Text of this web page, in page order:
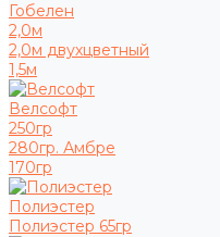
Гобелен
2,0м
2,0м двухцветный
1,5м
Велсофт
250гр
280гр. Амбре
170гр
Полиэстер
Полиэстер 65гр